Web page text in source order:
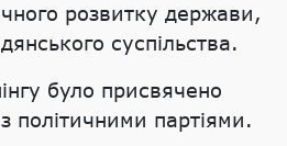
розвитку держави,
суспільства.
було присвячено
політичними партіями.